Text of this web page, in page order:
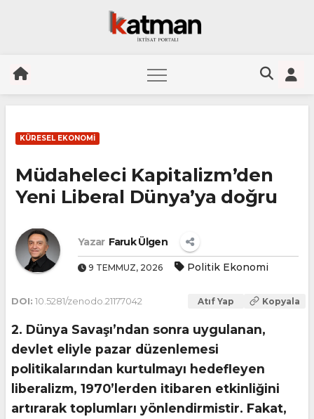
content
KÜRESEL EKONOMI
Müdaheleci Kapitalizm’den
Yeni Liberal Dünya’ya doǧru
Yazar Faruk Ülgen
9 TEMMUZ, 2026 Politik Ekonomi
DOI: 10.5281/zenodo.21177042 Atıf Yap Kopyala
2. Dünya Savaşı’ndan sonra uygulanan,
devlet eliyle pazar düzenlemesi
politikalarından kurtulmayı hedefleyen
liberalizm, 1970’lerden itibaren etkinliǧini
artırarak toplumları yönlendirmistir. Fakat,